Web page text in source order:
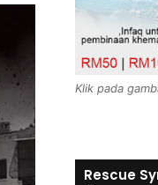
Klik pada
Rescue